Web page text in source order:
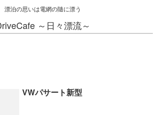
漂泊の思いは電網の隨に漂う
～日々漂流～
VWパサート新型